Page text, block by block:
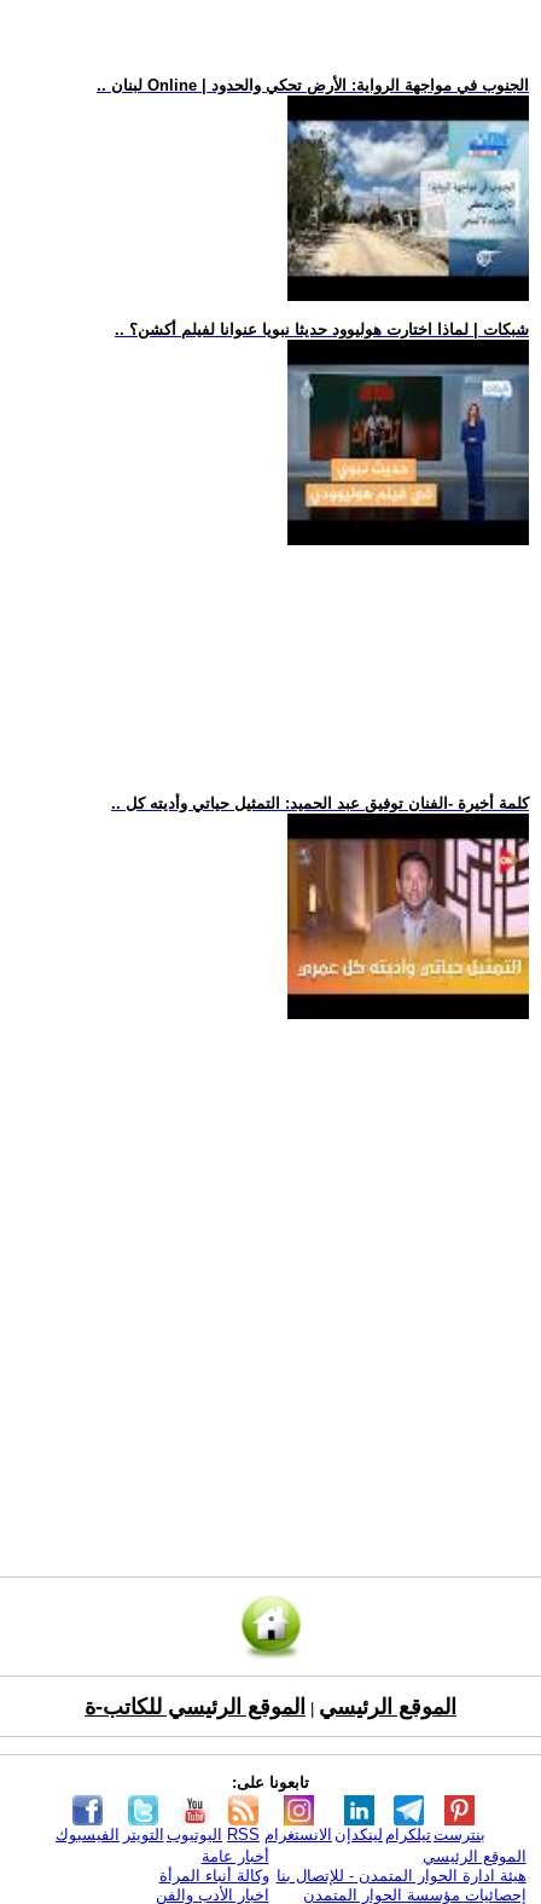
.. لبنان Online | الجنوب في مواجهة الرواية: الأرض تحكي والحدود
.. شبكات | لماذا اختارت هوليوود حديثا نبويا عنوانا لفيلم أكشن؟
.. كلمة أخيرة -الفنان توفيق عبد الحميد: التمثيل حياتي وأديته كل
الموقع الرئيسي الموقع الرئيسي للكاتب-ة
تابعونا على:
الفيسبوك التويتر اليوتيوب RSS الانستغرام لينكدإن تيلكرامبنترست
الموقع الرئيسي
هيئة ادارة الحوار المتمدن - للإتصال بنا
إحصائيات مؤسسة الحوار المتمدن
أخبار عامة
وكالة أنباء المرأة
اخبار الأدب والفن